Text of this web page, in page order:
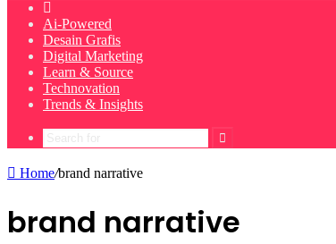
Ai-Powered
Desain Grafis
Digital Marketing
Learn & Source
Technovation
Trends & Insights
Search
Home/brand narrative
brand narrative